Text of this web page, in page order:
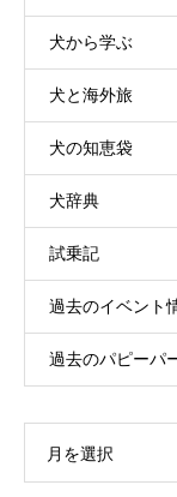
犬から学ぶ
犬と海外旅
犬の知恵袋
犬辞典
試乗記
過去のイベント
過去のパピーパ
月を選択